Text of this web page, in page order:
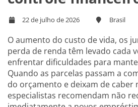
22 de julho de 2026 Brasil
O aumento do custo de vida, os
perda de renda têm levado cada
enfrentar dificuldades para
Quando as parcelas passam a
do orçamento e deixam de caber
especialistas recomendam não